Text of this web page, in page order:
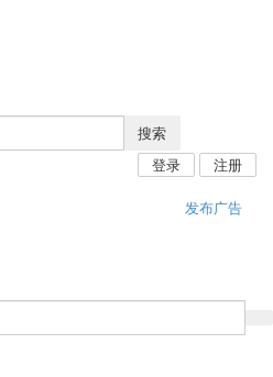
搜索
登录
注册
发布广告